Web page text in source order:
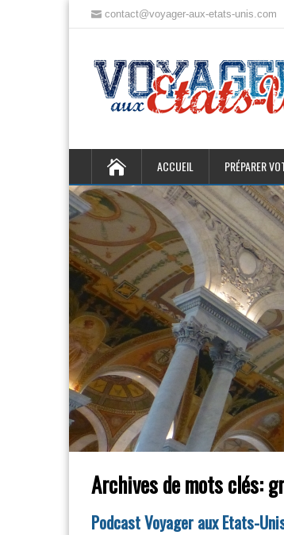
contact@voyager-aux-etats-unis.com
ACCUEIL PRÉPARER
Archives de mots clés:
Podcast Voyager aux Etats-